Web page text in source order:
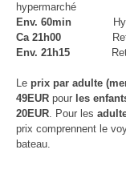
hypermarché
Env. 60min
Ca 21h00 Retour
Env. 21h15 Retour
Le prix par adulte
49EUR pour les
20EUR . Pour les
prix comprennent le
bateau.